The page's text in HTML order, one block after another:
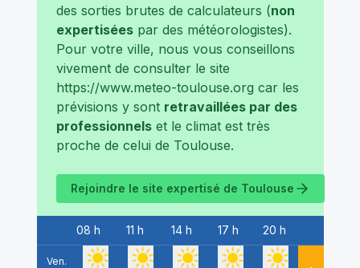
des sorties brutes de calculateurs (non
expertiséespar des météorologistes).
Pour votre ville, nous vous conseillons
vivement de consulter le site
https://www.meteo-toulouse.org car les
prévisions y sont retravaillées par des
professionnelset le climat est très
proche de celui de Toulouse.
Rejoindre le site expertisé de Toulouse
Date
08 h 11 h 14 h 17 h 20 h
Ven.